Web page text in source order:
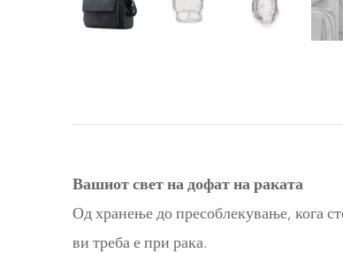
Вашиот свет на дофат на раката
Од хранење до пресоблекување, кога
ви треба е при рака.